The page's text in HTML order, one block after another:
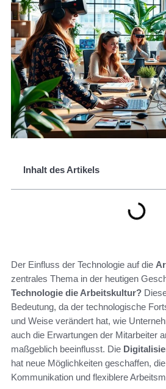
Inhalt des Artikels
Der Einfluss der Technologie auf die
zentrales Thema in der heutigen
Technologie die Arbeitskultur?
Bedeutung, da der technologische
und Weise verändert hat, wie
auch die Erwartungen der Mitarbeiter
maßgeblich beeinflusst. Die
hat neue Möglichkeiten geschaffen,
Kommunikation und flexiblere